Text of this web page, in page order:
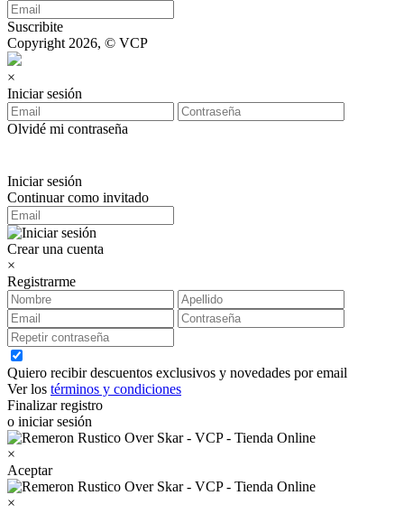
Suscribite
Copyright 2026, © VCP
×
Iniciar sesión
Olvidé mi contraseña
Iniciar sesión
Continuar como invitado
Crear una cuenta
×
Registrarme
Quiero recibir descuentos exclusivos y novedades por email
Ver los términos y condiciones
Finalizar registro
o iniciar sesión
×
Aceptar
×